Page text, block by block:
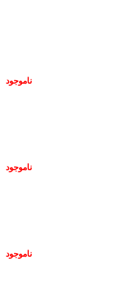
ناموجود
ناموجود
ناموجود